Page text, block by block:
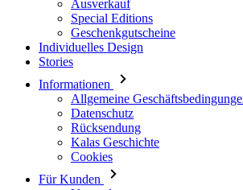
Informationen
Allgemeine Geschäftsbedingungen
Datenschutz
Rücksendung
Kalas Geschichte
Cookies
Für Kunden
Versand
Download
Haufig gestellte Fragen
Grössentabelle
Kontakt